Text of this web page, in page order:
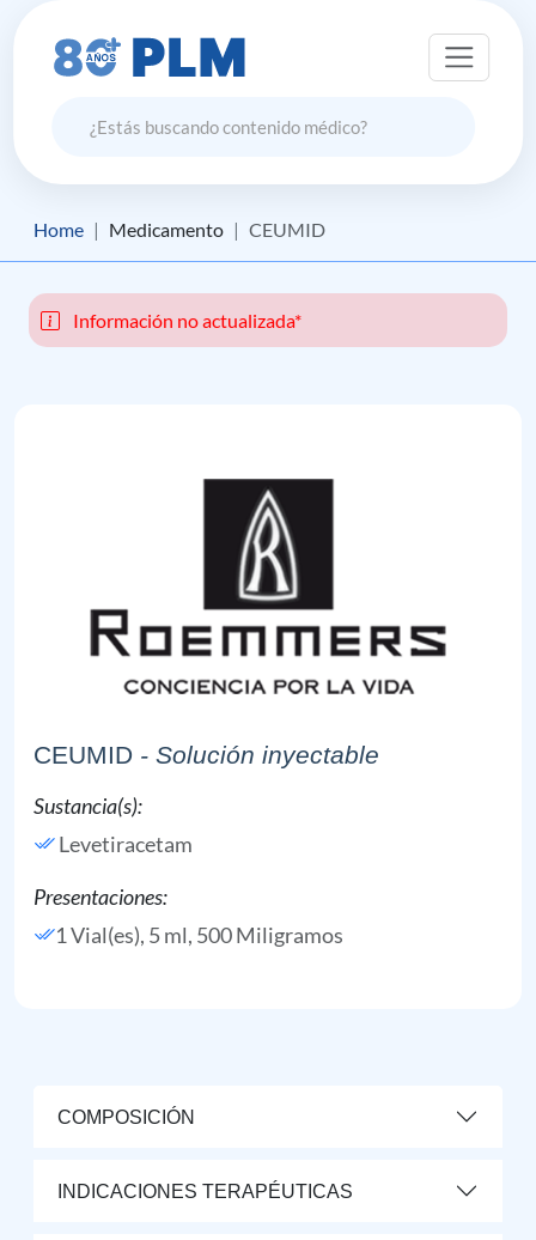
Home Medicamento CEUMID
Información no actualizada*
CEUMID - Solución inyectable
Sustancia(s):
Levetiracetam
Presentaciones:
1 Vial(es), 5 ml, 500 Miligramos
COMPOSICIÓN
INDICACIONES TERAPÉUTICAS